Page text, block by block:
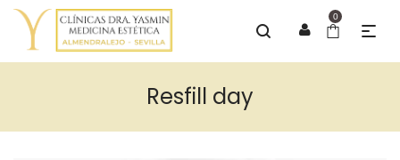
0
Resfill day